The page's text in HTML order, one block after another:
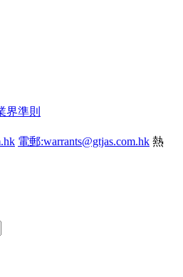
界準則
電郵:warrants@gtjas.com.hk 熱